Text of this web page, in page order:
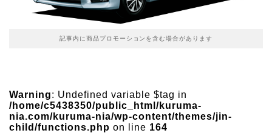
記事内に商品プロモーションを含む場合があります
Warning: Undefined variable $tag in
/home/c5438350/public_html/kuruma-
nia.com/kuruma-nia/wp-content/themes/jin-
child/functions.php on line 164